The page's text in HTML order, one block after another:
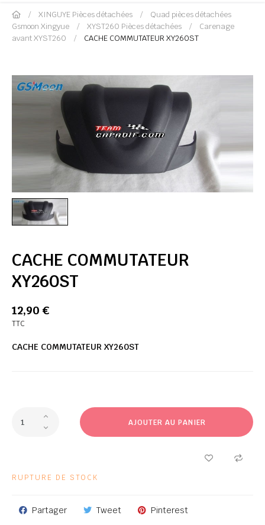
XINGUYE Pièces détachées
Quad pièces détachées
Gsmoon Xingyue
XYST260 Pièces détachées
Carenage
avant XYST260
CACHE COMMUTATEUR XY260ST
CACHE COMMUTATEUR
XY260ST
12,90 €
TTC
CACHE COMMUTATEUR XY260ST
AJOUTER AU PANIER
RUPTURE DE STOCK
Partager Tweet Pinterest